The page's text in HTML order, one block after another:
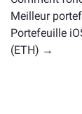
Meilleur
Portefeuille
(ETH) →